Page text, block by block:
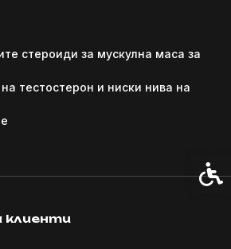
стероиди за мускулна маса за
тестостерон и ниски нива на
клиенти